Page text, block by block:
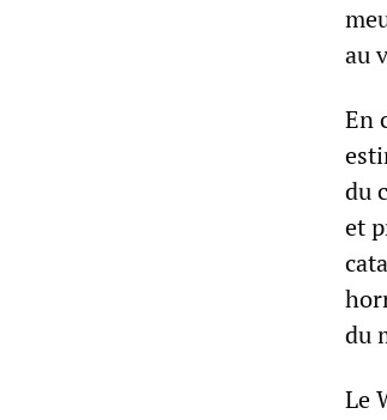
au
En
du
et
du
Le